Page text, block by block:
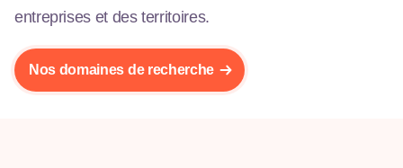
entreprises et des territoires.
Nos domaines de recherche